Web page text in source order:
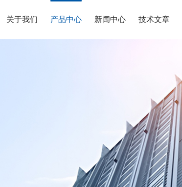
关于我们 产品中心 新闻中心 技术文章